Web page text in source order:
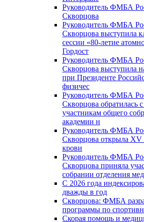
Руководитель ФМБА
Скворцова
Руководитель ФМБА
Скворцова выступила
сессии «80-летие
Гордост
Руководитель ФМБА
Скворцова выступила
при Президенте
физичес
Руководитель ФМБА
Скворцова обратилась
участникам общего
академии н
Руководитель ФМБА
Скворцова открыла
крови
Руководитель ФМБА
Скворцова приняла
собрании отделения
С 2026 года
дважды в год
Скворцова: ФМБА
программы по
Скорая помощь и